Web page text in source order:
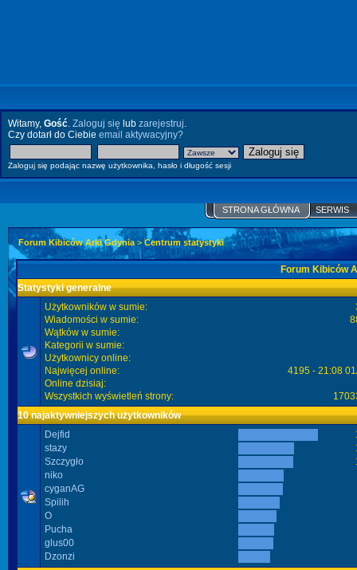
Witamy, Gość. Zaloguj się lub zarejestruj.
Czy dotarł do Ciebie email aktywacyjny?
Zaloguj się podając nazwę użytkownika, hasło i długość sesji
STRONA GŁÓWNA SERWIS
Forum Kibiców Arki Gdynia> Centrum statystyki
Forum Kibiców
Statystyki generalne
Użytkowników w sumie:
Wiadomości w sumie:
Wątków w sumie:
Kategorii w sumie:
Użytkownicy online:
Najwięcej online:
4195 - 21:08
Online dzisiaj:
Wszystkich wyświetleń strony:
10 najaktywniejszych użytkowników
Dejfid
stazy
Szczygło
niko
cyganAG
Spilih
O
Pucha
glus00
Dzonzi